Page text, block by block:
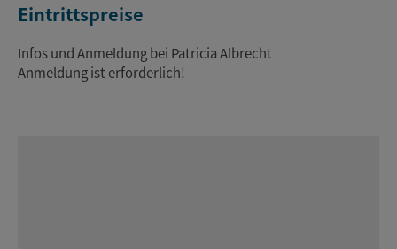
Eintrittspreise
Infos und Anmeldung bei Patricia Albrecht
Anmeldung ist erforderlich!